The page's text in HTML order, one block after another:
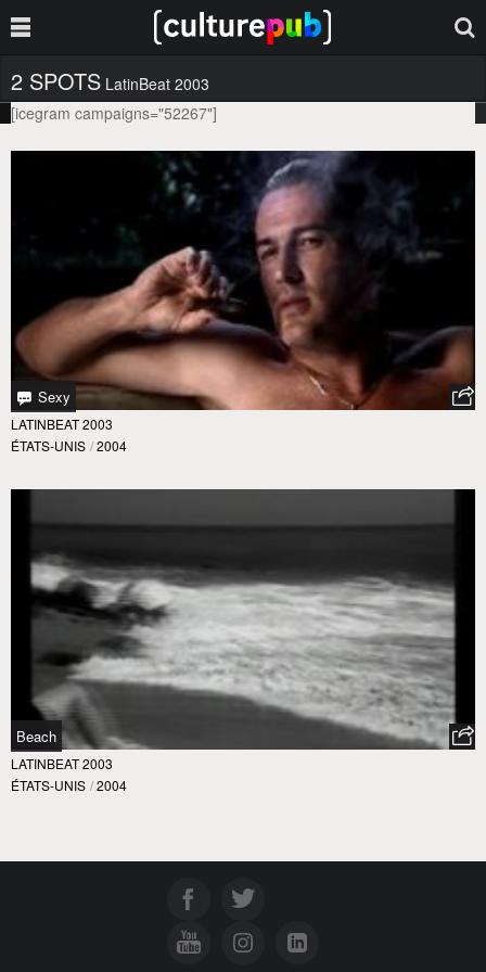
2 SPOTS LatinBeat 2003
[icegram campaigns="52267"]
Sexy
LATINBEAT 2003
ÉTATS-UNIS / 2004
Beach
LATINBEAT 2003
ÉTATS-UNIS / 2004